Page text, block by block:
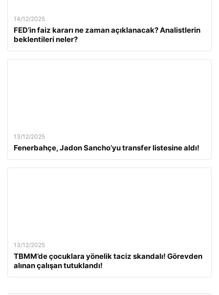
14/12/2025
FED’in faiz kararı ne zaman açıklanacak? Analistlerin
beklentileri neler?
13/12/2025
Fenerbahçe, Jadon Sancho’yu transfer listesine aldı!
13/12/2025
TBMM’de çocuklara yönelik taciz skandalı! Görevden
alınan çalışan tutuklandı!